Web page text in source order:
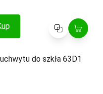
Porównaj
do szkła 63D1